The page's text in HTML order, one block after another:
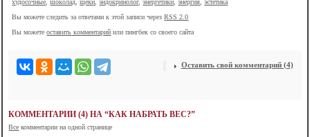
худосочные,шоколад,щеки,эндокринолог,энергетики,энергия,эстетика
Вы можете следить за ответами к этой записи черезRSS 2.0
Вы можетеоставить комментарий или пингбек со своего сайта
Оставить свой комментарий (4)
КОММЕНТАРИИ (4) НА “КАК НАБРАТЬ ВЕС?”
Все комментарии на одной странице